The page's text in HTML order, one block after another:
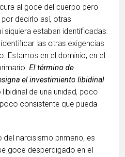
al goce del cuerpo pero
decirlo así, otras
siquiera estaban identificadas.
las otras exigencias
Estamos en el dominio, en el
El término de
el investimiento libidinal
libidinal de una unidad, poco
consistente que pueda
del narcisismo primario, es
goce desperdigado en el